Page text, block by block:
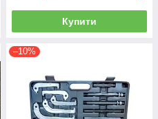
Купити
–10%